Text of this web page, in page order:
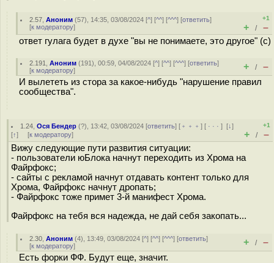
2.57 ,Аноним (57), 14:35, 03/08/2024 [^] [^^] [^^^] [ответить]
[к модератору]
+1
+ / –
ответ гулага будет в духе "вы не понимаете, это другое" (с)
2.191 ,Аноним (191), 00:59, 04/08/2024 [^] [^^] [^^^] [ответить]
[к модератору] + / –
И вылететь из стора за какое-нибудь "нарушение правил
сообщества".
1.24 ,Ося Бендер (?), 13:42, 03/08/2024 [ответить] [ ﹢﹢﹢] [ · · ·][↓]
[↑] [к модератору]
+1
+ / –
Вижу следующие пути развития ситуации:
- пользователи юБлока начнут переходить из Хрома на
Файрфокс;
- сайты с рекламой начнут отдавать контент только для
Хрома, Файрфокс начнут дропать;
- Файрфокс тоже примет 3-й манифест Хрома.
Файрфокс на тебя вся надежда, не дай себя закопать...
2.30 ,Аноним (4), 13:49, 03/08/2024 [^] [^^] [^^^] [ответить]
[к модератору] + / –
Есть форки ФФ. Будут еще, значит.